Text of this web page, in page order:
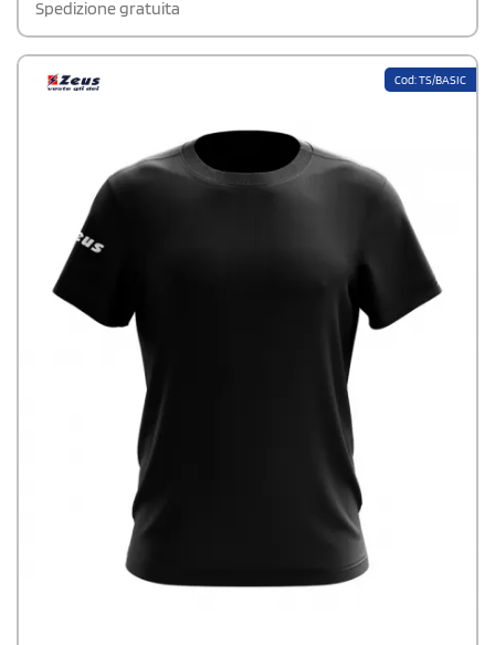
Spedizione gratuita
Cod: TS/BASIC